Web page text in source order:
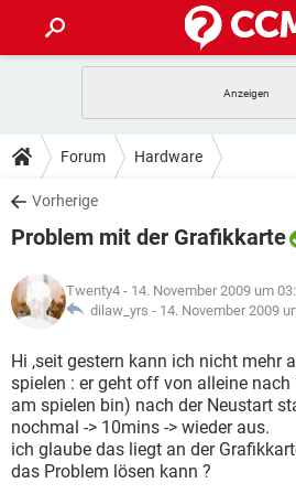
ANDROID
WINDOWS 10
WHATSAPP
FACEBOOK
TIPPS & TRICKS
SPIELE
WHATSAPP
DOWNLOADS
SPIELE
ANDROID
WINDOWS 10
WHATSAPP
FACEBOOK
SPIELE
WINDOWS 10
WHATSAPP
FACEBOOK
LEXIKON
SPIELE
ANDROID IOS
WINDOWS 10
WHATSAPP
Forum Hardware
Vorherige
Problem mit der Grafikkarte
Twenty4 - 14. November 2009 um
dilaw_yrs - 14. November 2009
Hi ,seit gestern kann ich nicht mehr
spielen : er geht off von alleine
am spielen bin) nach der Neustart
nochmal -> 10mins -> wieder aus.
ich glaube das liegt an der
das Problem lösen kann ?